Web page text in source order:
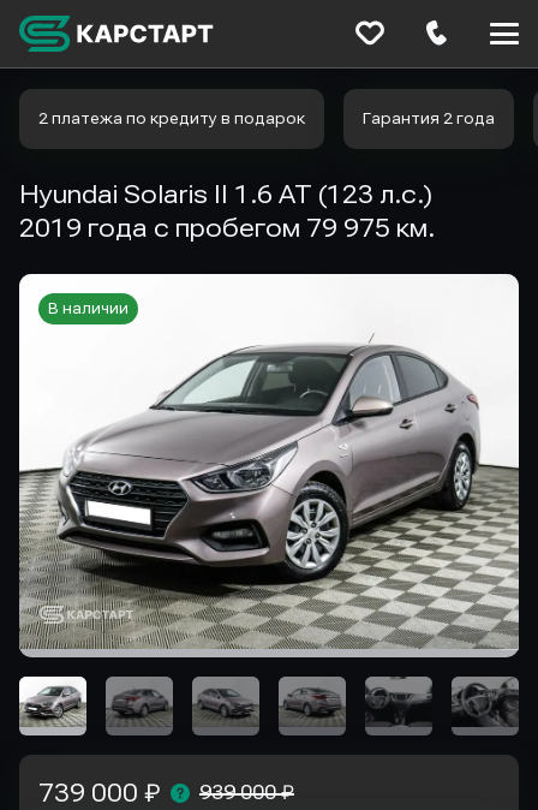
2 платежа по кредиту в подарок Гарантия 2 года
Hyundai Solaris II 1.6 AT (123 л.с.)
2019 года с пробегом 79 975 км.
В наличии
739 000 ₽ 939 000 ₽